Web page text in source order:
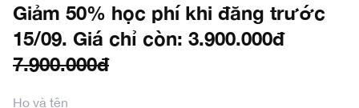
Giảm 50% học phí khi đăng trước
15/09. Giá chỉ còn: 3.900.000đ
7.900.000đ